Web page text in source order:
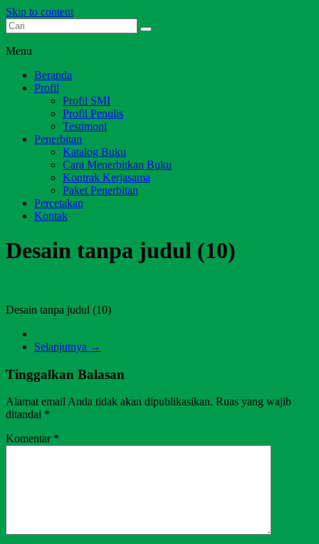
Skip to content
Dari Jambi untuk Indonesia
Menu
Beranda
Profil
Profil SMI
Profil Penulis
Testimoni
Penerbitan
Katalog Buku
Cara Menerbitkan Buku
Kontrak Kerjasama
Paket Penerbitan
Percetakan
Kontak
Desain tanpa judul (10)
Desain tanpa judul (10)
Selanjutnya →
Tinggalkan Balasan
Alamat email Anda tidak akan dipublikasikan. Ruas yang wajib
ditandai *
Komentar *